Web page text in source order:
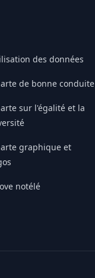
des données
de bonne conduite
sur l'égalité et la
graphique et
notélé